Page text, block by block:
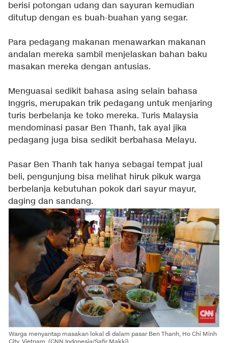
berisi potongan udang dan sayuran kemudian
ditutup dengan es buah-buahan yang segar.
Para pedagang makanan menawarkan makanan
andalan mereka sambil menjelaskan bahan baku
masakan mereka dengan antusias.
Menguasai sedikit bahasa asing selain bahasa
Inggris, merupakan trik pedagang untuk menjaring
turis berbelanja ke toko mereka. Turis Malaysia
mendominasi pasar Ben Thanh, tak ayal jika
pedagang juga bisa sedikit berbahasa Melayu.
Pasar Ben Thanh tak hanya sebagai tempat jual
beli, pengunjung bisa melihat hiruk pikuk warga
berbelanja kebutuhan pokok dari sayur mayur,
daging dan sandang.
Warga menyantap masakan lokal di dalam pasar Ben Thanh, Ho Chi Minh